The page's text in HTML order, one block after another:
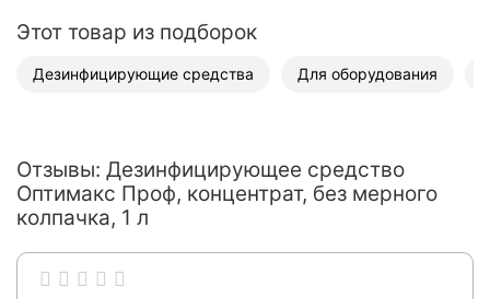
Этот товар из подборок
Дезинфицирующие средства Для оборудования
Отзывы: Дезинфицирующее средство
Оптимакс Проф, концентрат, без мерного
колпачка, 1 л